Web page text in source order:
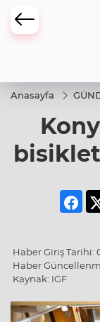
Anasayfa
Haber Giriş Tarihi:
Haber
Kaynak: IGF